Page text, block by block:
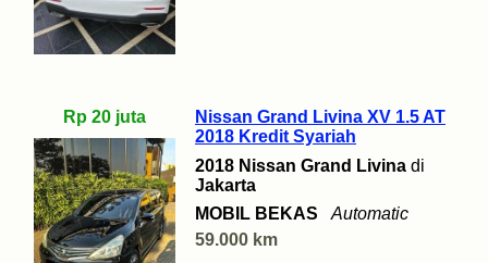
Rp 20 juta
Nissan Grand Livina XV 1.5 AT
2018 Kredit Syariah
2018 Nissan Grand Livina di
Jakarta
MOBIL BEKAS
Automatic
59.000 km